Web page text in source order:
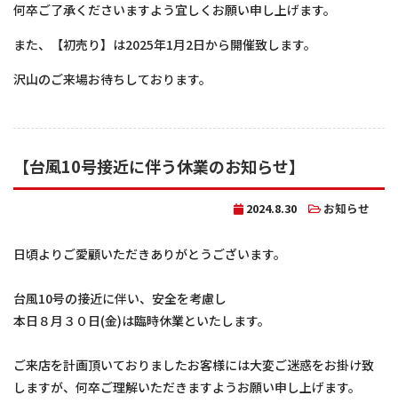
何卒ご了承くださいますよう宜しくお願い申し上げます。
また、【初売り】は2025年1月2日から開催致します。
沢山のご来場お待ちしております。
【台風10号接近に伴う休業のお知らせ】
2024.8.30 お知らせ
日頃よりご愛顧いただきありがとうございます。
台風10号の接近に伴い、安全を考慮し
本日８月３０日(金)は臨時休業といたします。
ご来店を計画頂いておりましたお客様には大変ご迷惑をお掛け致
しますが、何卒ご理解いただきますようお願い申し上げます。